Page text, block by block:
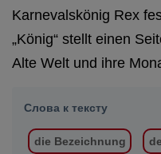
Karnevalskönig Rex
„König“ stellt einen
Alte Welt und ihre
Слова к тексту
die Bezeichnung